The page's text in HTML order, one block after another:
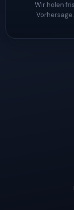
Wir holen